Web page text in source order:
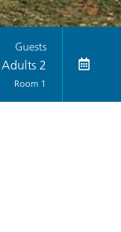
Guests
2 Adults
1 Room